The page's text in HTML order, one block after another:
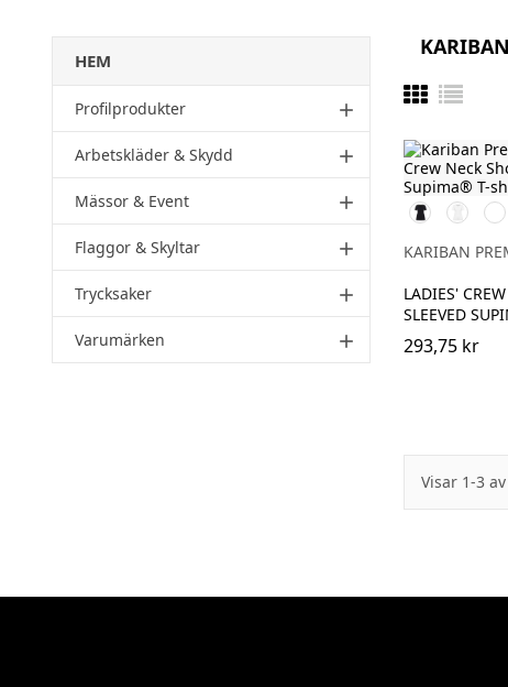
HEM
Profilprodukter add
Arbetskläder & Skydd add
Mässor & Event add
Flaggor & Skyltar add
Trycksaker add
Varumärken add
Svart Vit
KARIBAN
LADIES'
SLEEVED
293,75 kr
Visar 1-3